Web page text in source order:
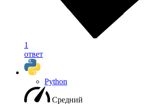
1
ответ
Python
Средний